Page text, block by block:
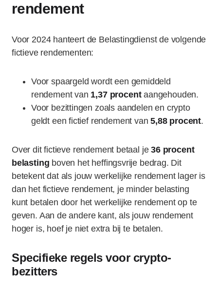
rendement
Voor 2024 hanteert de Belastingdienst de volgende
fictieve rendementen:
Voor spaargeld wordt een gemiddeld
rendement van 1,37 procentaangehouden.
Voor bezittingen zoals aandelen en crypto
geldt een fictief rendement van5,88 procent.
Over dit fictieve rendement betaal je36 procent
belasting boven het heffingsvrije bedrag. Dit
betekent dat als jouw werkelijke rendement lager is
dan het fictieve rendement, je minder belasting
kunt betalen door het werkelijke rendement op te
geven. Aan de andere kant, als jouw rendement
hoger is, hoef je niet extra bij te betalen.
Specifieke regels voor crypto-
bezitters